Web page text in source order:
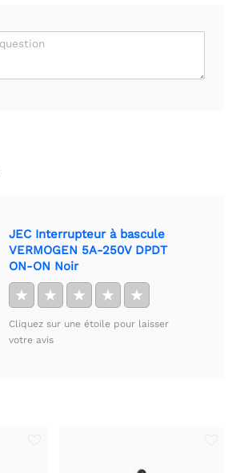
JEC Interrupteur à bascule
VERMOGEN 5A-250V DPDT
ON-ON Noir
★ ★ ★ ★ ★
Cliquez sur une étoile pour laisser
votre avis